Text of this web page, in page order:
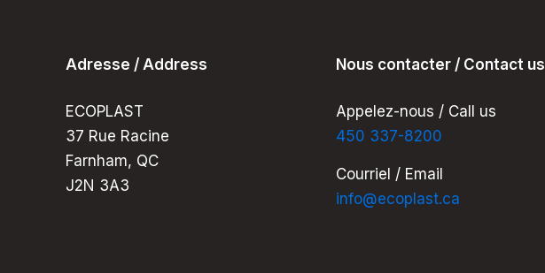
Adresse / Address
ECOPLAST
37 Rue Racine
Farnham, QC
J2N 3A3
Nous contacter / Contact us
Appelez-nous / Call us
450 337-8200
Courriel / Email
info@ecoplast.ca